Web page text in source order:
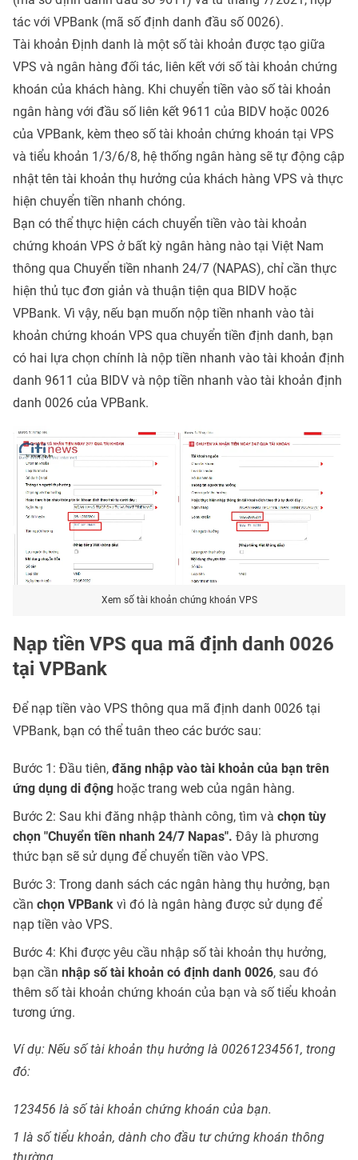
tác với VPBank (mã số định danh đầu số 0026).
Tài khoản Định danh là một số tài khoản được tạo giữa
VPS và ngân hàng đối tác, liên kết với số tài khoản chứng
khoán của khách hàng. Khi chuyển tiền vào số tài khoản
ngân hàng với đầu số liên kết 9611 của BIDV hoặc 0026
của VPBank, kèm theo số tài khoản chứng khoán tại VPS
và tiểu khoản 1/3/6/8, hệ thống ngân hàng sẽ tự động cập
nhật tên tài khoản thụ hưởng của khách hàng VPS và thực
hiện chuyển tiền nhanh chóng.
Bạn có thể thực hiện cách chuyển tiền vào tài khoản
chứng khoán VPS ở bất kỳ ngân hàng nào tại Việt Nam
thông qua Chuyển tiền nhanh 24/7 (NAPAS), chỉ cần thực
hiện thủ tục đơn giản và thuận tiện qua BIDV hoặc
VPBank. Vì vậy, nếu bạn muốn nộp tiền nhanh vào tài
khoản chứng khoán VPS qua chuyển tiền định danh, bạn
có hai lựa chọn chính là nộp tiền nhanh vào tài khoản định
danh 9611 của BIDV và nộp tiền nhanh vào tài khoản định
danh 0026 của VPBank.
Xem số tài khoản chứng khoán VPS
Nạp tiền VPS qua mã định danh 0026
tại VPBank
Để nạp tiền vào VPS thông qua mã định danh 0026 tại
VPBank, bạn có thể tuân theo các bước sau:
Bước 1: Đầu tiên, đăng nhập vào tài khoản của bạn trên
ứng dụng di động hoặc trang web của ngân hàng.
Bước 2: Sau khi đăng nhập thành công, tìm và chọn tùy
chọn "Chuyển tiền nhanh 24/7 Napas". Đây là phương
thức bạn sẽ sử dụng để chuyển tiền vào VPS.
Bước 3: Trong danh sách các ngân hàng thụ hưởng, bạn
cần chọn VPBank vì đó là ngân hàng được sử dụng để
nạp tiền vào VPS.
Bước 4: Khi được yêu cầu nhập số tài khoản thụ hưởng,
bạn cần nhập số tài khoản có định danh 0026, sau đó
thêm số tài khoản chứng khoán của bạn và số tiểu khoản
tương ứng.
Ví dụ: Nếu số tài khoản thụ hưởng là 00261234561, trong
đó:
123456 là số tài khoản chứng khoán của bạn.
1 là số tiểu khoản, dành cho đầu tư chứng khoán thông